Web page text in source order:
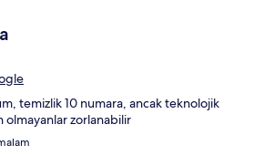
temizlik 10 numara, ancak teknolojik
olmayanlar zorlanabilir